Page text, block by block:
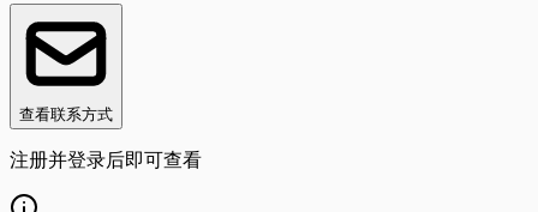
查看联系方式
注册并登录后即可查看